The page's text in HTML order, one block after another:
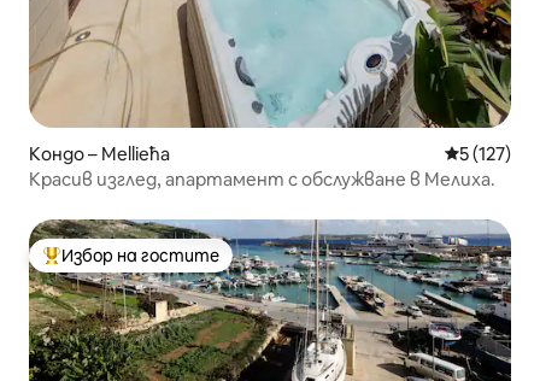
Кондо – Mellieħa Средна
5 (127)
Красив изглед, апартамент с обслужване в Мелиха.
Най-популярен избор на гостите
Избор на гостите